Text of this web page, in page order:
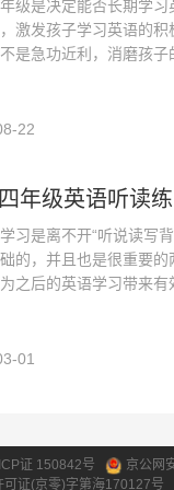
级是决定能否长期学
激发孩子学习英语的
是急功近利，消磨孩
22
年级英语听读
习是离不开“听说读写
的，并且也是很重要
之后的英语学习带来有
01
证 150842号 京公网
可证(京零)字第海170127号